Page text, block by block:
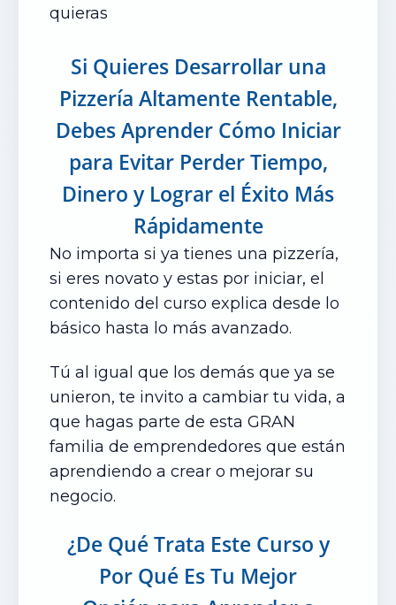
quieras
Si Quieres Desarrollar una
Pizzería Altamente Rentable,
Debes Aprender Cómo Iniciar
para Evitar Perder Tiempo,
Dinero y Lograr el Éxito Más
Rápidamente
No importa si ya tienes una pizzería,
si eres novato y estas por iniciar, el
contenido del curso explica desde lo
básico hasta lo más avanzado.
Tú al igual que los demás que ya se
unieron, te invito a cambiar tu vida, a
que hagas parte de esta GRAN
familia de emprendedores que están
aprendiendo a crear o mejorar su
negocio.
¿De Qué Trata Este Curso y
Por Qué Es Tu Mejor